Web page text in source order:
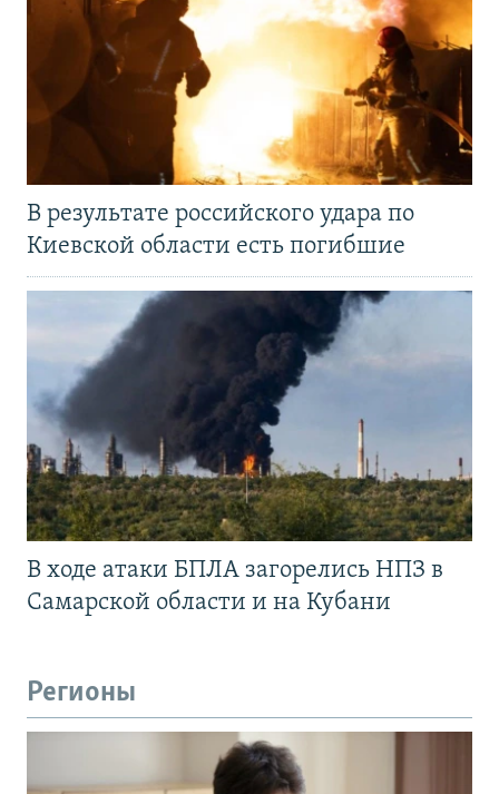
В результате российского удара по
Киевской области есть погибшие
В ходе атаки БПЛА загорелись НПЗ в
Самарской области и на Кубани
Регионы